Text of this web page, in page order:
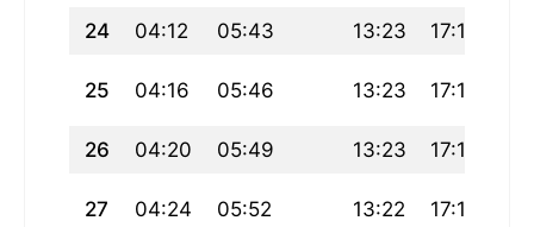
24 04:12 05:43 13:23 17:18
25 04:16 05:46 13:23 17:16
26 04:20 05:49 13:23 17:14
27 04:24 05:52 13:22 17:12